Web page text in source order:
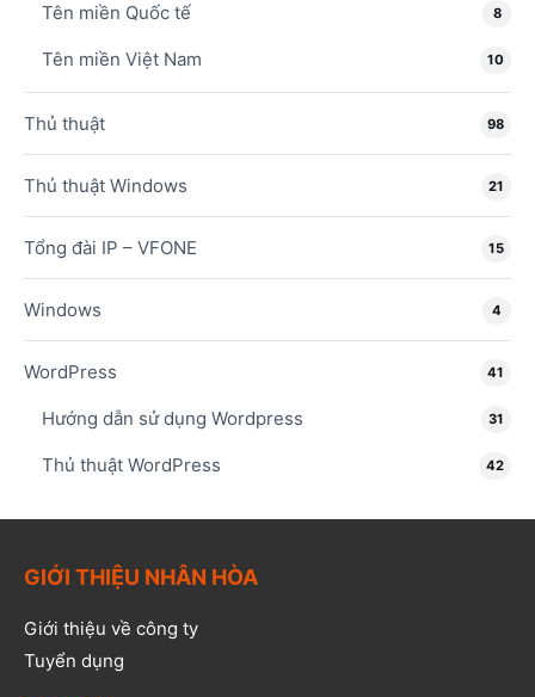
Tên miền Quốc tế 8
Tên miền Việt Nam 10
Thủ thuật 98
Thủ thuật Windows 21
Tổng đài IP – VFONE 15
Windows 4
WordPress 41
Hướng dẫn sử dụng Wordpress 31
Thủ thuật WordPress 42
GIỚI THIỆU NHÂN HÒA
Giới thiệu về công ty
Tuyển dụng